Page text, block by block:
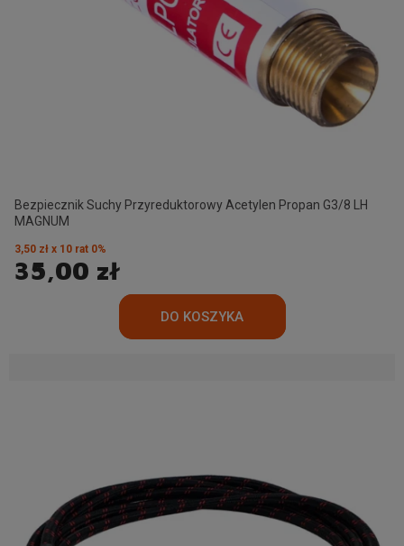
Bezpiecznik Suchy Przyreduktorowy Acetylen Propan G3/8 LH
MAGNUM
35,00 zł
3,50 zł x 10 rat 0%